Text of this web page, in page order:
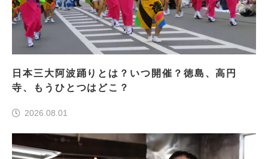
日本三大阿波踊りとは？いつ開催？徳島、高円
寺、もうひとつはどこ？
2026.08.01